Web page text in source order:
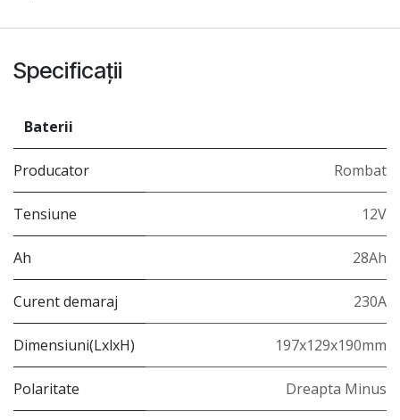
Specificații
Baterii
Producator Rombat
Tensiune 12V
Ah 28Ah
Curent demaraj 230A
Dimensiuni(LxlxH) 197x129x190mm
Polaritate Dreapta Minus